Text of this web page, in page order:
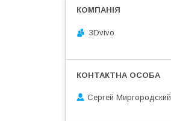
3Dvivo
Сергей Миргородский